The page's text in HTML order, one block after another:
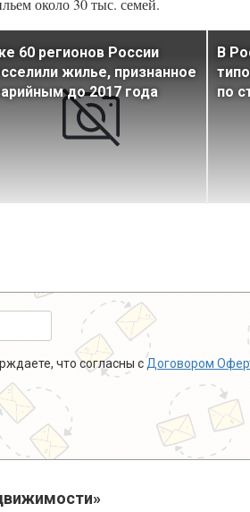
около 30 тыс. семей.
60 регионов России
жилье, признанное
до 2017 года
В
по
что согласны с Договором